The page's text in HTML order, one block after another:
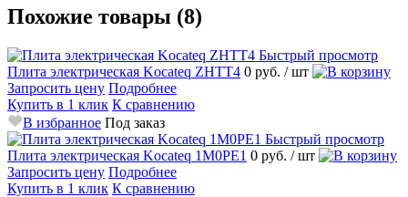
Похожие товары (8)
Быстрый просмотр
Плита электрическая Kocateq ZHTT4 0 руб. / шт
Запросить цену Подробнее
Купить в 1 клик К сравнению
В избранное Под заказ
Быстрый просмотр
Плита электрическая Kocateq 1M0PE1 0 руб. / шт
Запросить цену Подробнее
Купить в 1 клик К сравнению